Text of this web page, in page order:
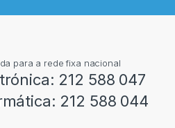
para a rede fixa nacional
212 588 047
212 588 044